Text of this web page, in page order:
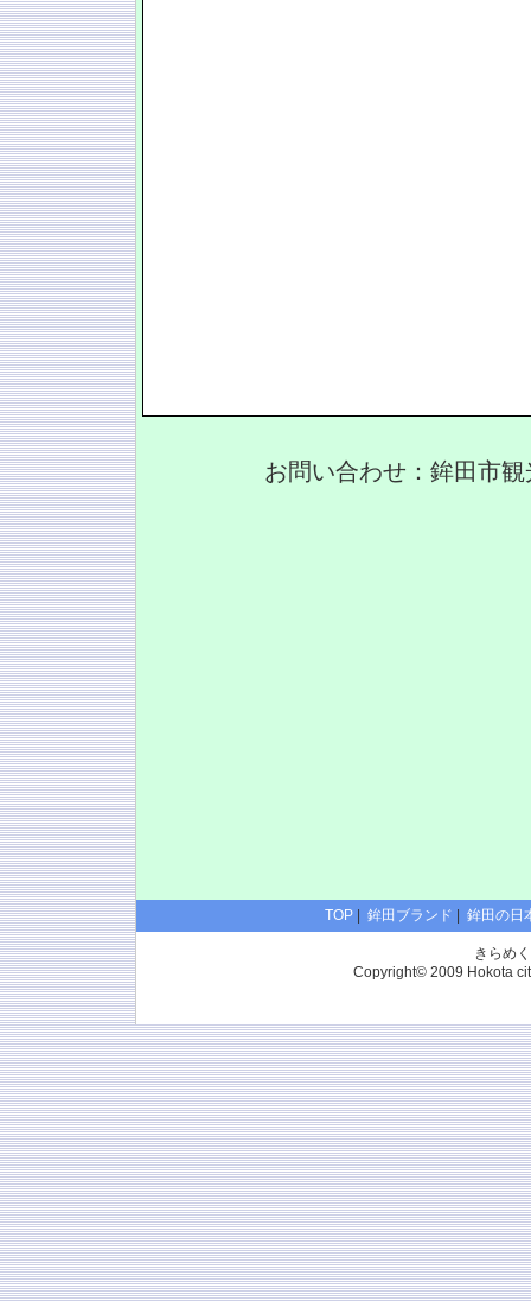
お問い合わせ：鉾田市
TOP 鉾田ブランド 鉾田の日
きらめ
Copyright© 2009 Hokota